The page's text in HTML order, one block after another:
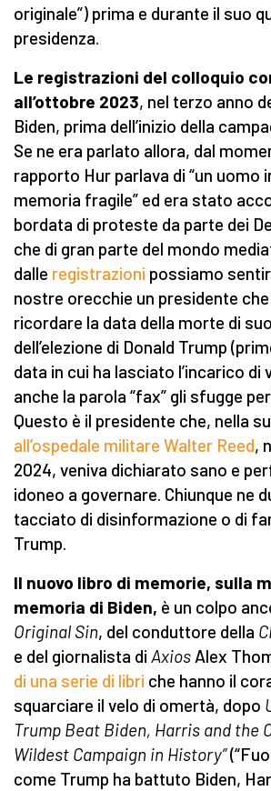
originale”) prima e durante il suo
presidenza.
Le registrazioni del colloquio
all’ottobre 2023, nel terzo anno
Biden, prima dell’inizio della
Se ne era parlato allora, dal
rapporto Hur parlava di “un uomo
memoria fragile” ed era stato
bordata di proteste da parte dei
che di gran parte del mondo
dalle registrazioni possiamo
nostre orecchie un presidente
ricordare la data della morte di
dell’elezione di Donald Trump
data in cui ha lasciato l’incarico di
anche la parola “fax” gli sfugge
Questo è il presidente che, nella
all’ospedale militare Walter Reed,
2024, veniva dichiarato sano e
idoneo a governare. Chiunque ne
tacciato di disinformazione o di
Trump.
Il nuovo libro di memorie, sulla
memoria di Biden, è un colpo
Original Sin, del conduttore della
e del giornalista di Axios Alex
di una serie di libri che hanno il
squarciare il velo di omertà, dopo
Trump Beat Biden, Harris and the
Wildest Campaign in History”
come Trump ha battuto Biden,